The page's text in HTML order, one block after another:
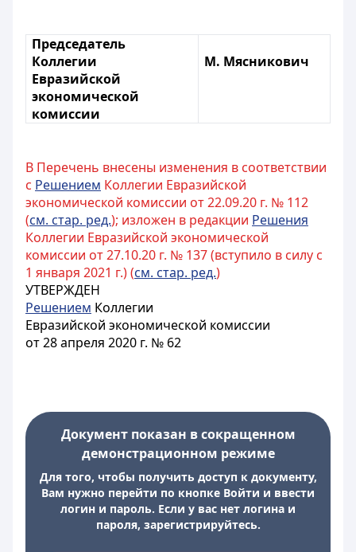
Председатель
Коллегии
Евразийской
экономической
комиссии
М. Мясникович
В Перечень внесены изменения в соответствии
с Решением Коллегии Евразийской
экономической комиссии от 22.09.20 г. № 112
(см. стар. ред.); изложен в редакции Решения
Коллегии Евразийской экономической
комиссии от 27.10.20 г. № 137 (вступило в силу с
1 января 2021 г.) (см. стар. ред.)
УТВЕРЖДЕН
Решением Коллегии
Евразийской экономической комиссии
от 28 апреля 2020 г. № 62
Документ показан в сокращенном
демонстрационном режиме
Для того, чтобы получить доступ к документу,
Вам нужно перейти по кнопке Войти и ввести
логин и пароль. Если у вас нет логина и
пароля, зарегистрируйтесь.